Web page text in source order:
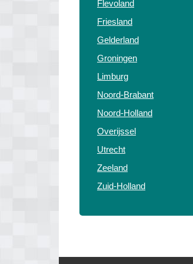
Flevoland
Friesland
Gelderland
Groningen
Limburg
Noord-Brabant
Noord-Holland
Overijssel
Utrecht
Zeeland
Zuid-Holland